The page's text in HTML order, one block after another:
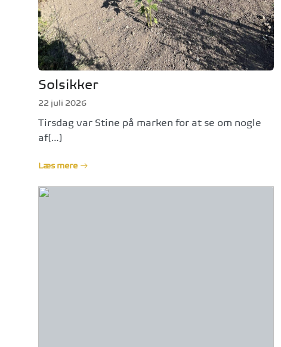
Solsikker
22 juli 2026
Tirsdag var Stine på marken for at se om nogle
af[…]
Læs mere